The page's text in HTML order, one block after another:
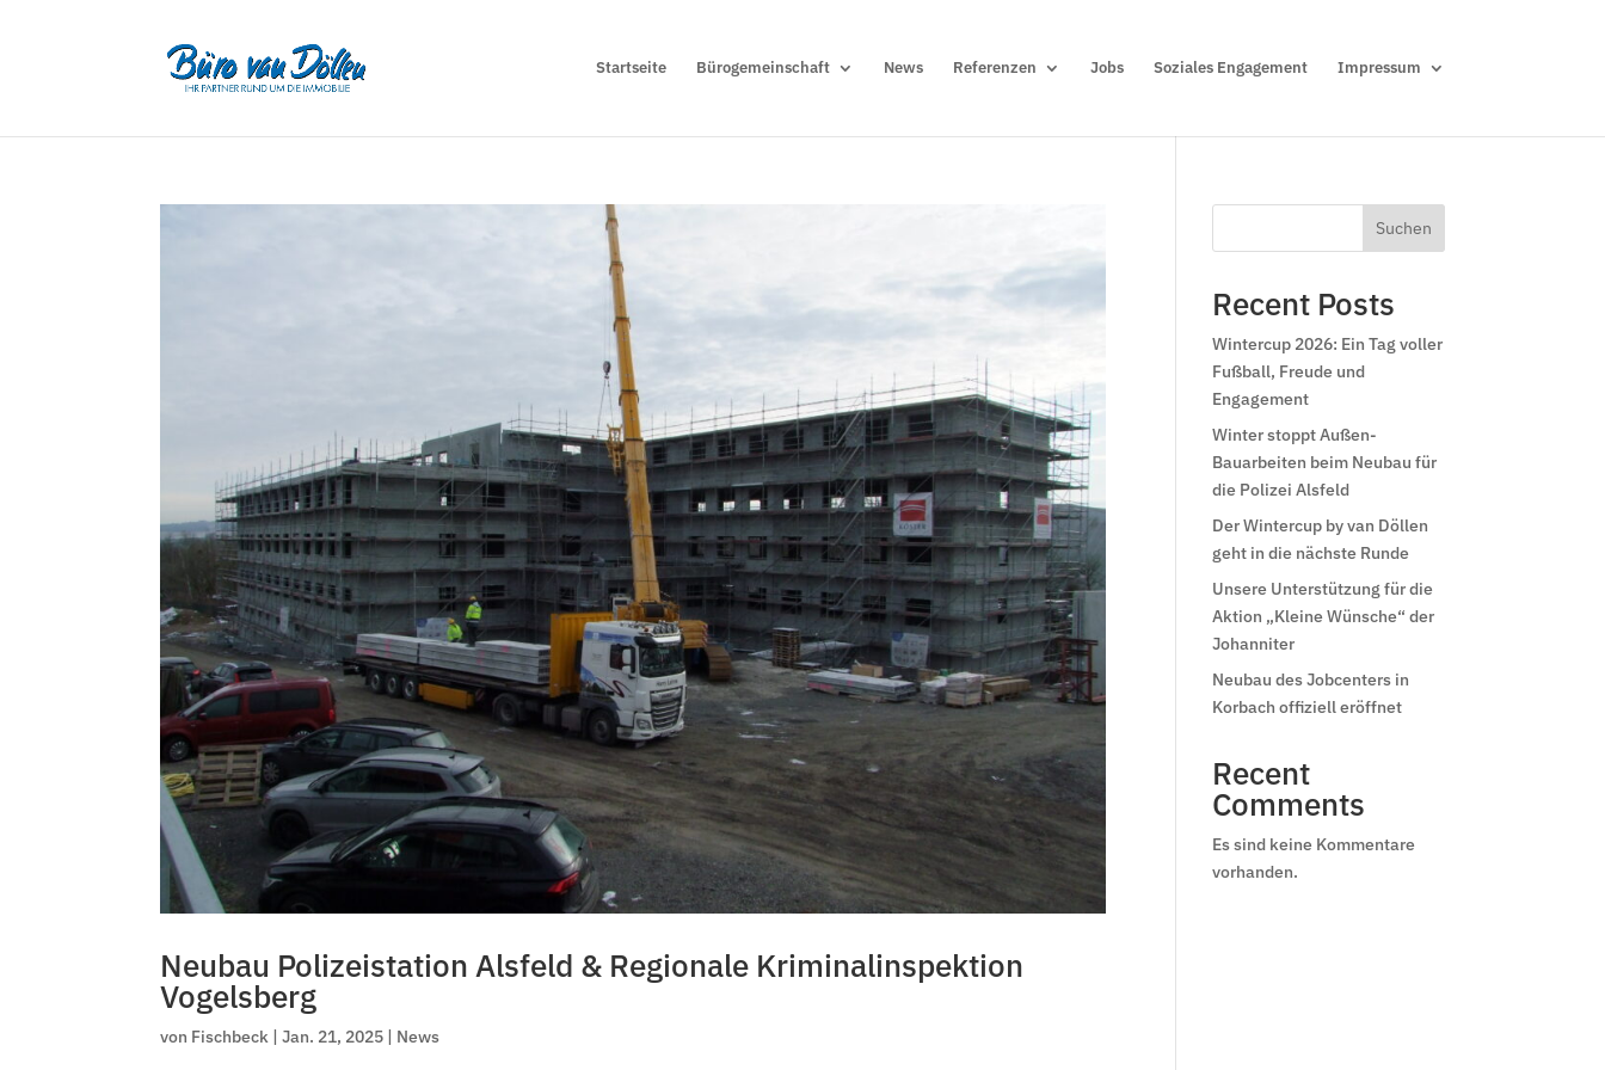
Startseite Bürogemeinschaft News Referenzen Jobs Soziales Engagement Impressum
Neubau Polizeistation Alsfeld & Regionale Kriminalinspektion
Vogelsberg
von Fischbeck |Jan. 21, 2025 | News
Suchen
Recent Posts
Wintercup 2026: Ein Tag voller
Fußball, Freude und
Engagement
Winter stoppt Außen-
Bauarbeiten beim Neubau für
die Polizei Alsfeld
Der Wintercup by van Döllen
geht in die nächste Runde
Unsere Unterstützung für die
Aktion „Kleine Wünsche“ der
Johanniter
Neubau des Jobcenters in
Korbach offiziell eröffnet
Recent
Comments
Es sind keine Kommentare
vorhanden.